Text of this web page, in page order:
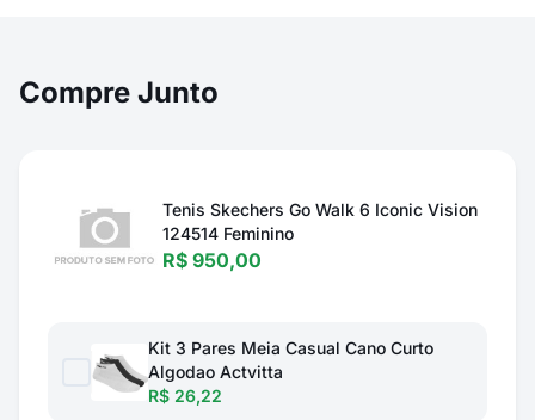
Compre Junto
Tenis Skechers Go Walk 6 Iconic Vision
124514 Feminino
R$ 950,00
Kit 3 Pares Meia Casual Cano Curto
Algodao Actvitta
R$ 26,22